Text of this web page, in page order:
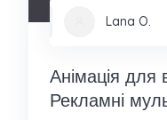
Lana O.
Анімація для
Рекламні